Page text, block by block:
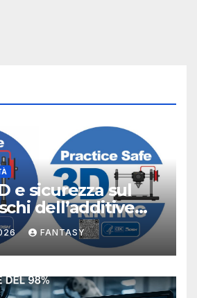
e sicurezza sul
dell’additive
secondo
FANTASY